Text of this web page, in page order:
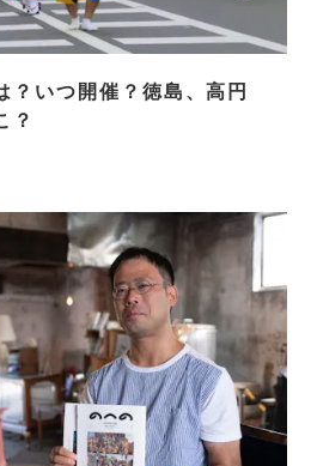
？いつ開催？徳島、高円
？